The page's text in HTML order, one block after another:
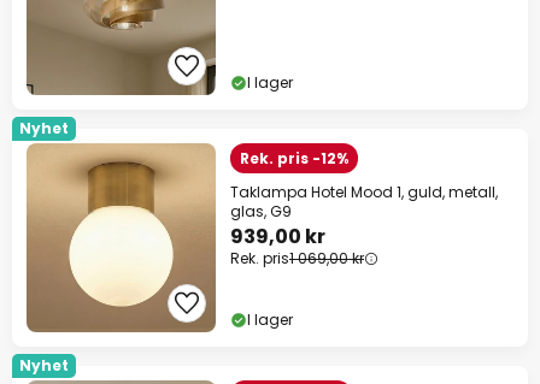
I lager
Nyhet
Rek. pris -12%
Taklampa Hotel Mood 1, guld, metall,
glas, G9
939,00 kr
Rek. pris1 069,00 kr
I lager
Nyhet